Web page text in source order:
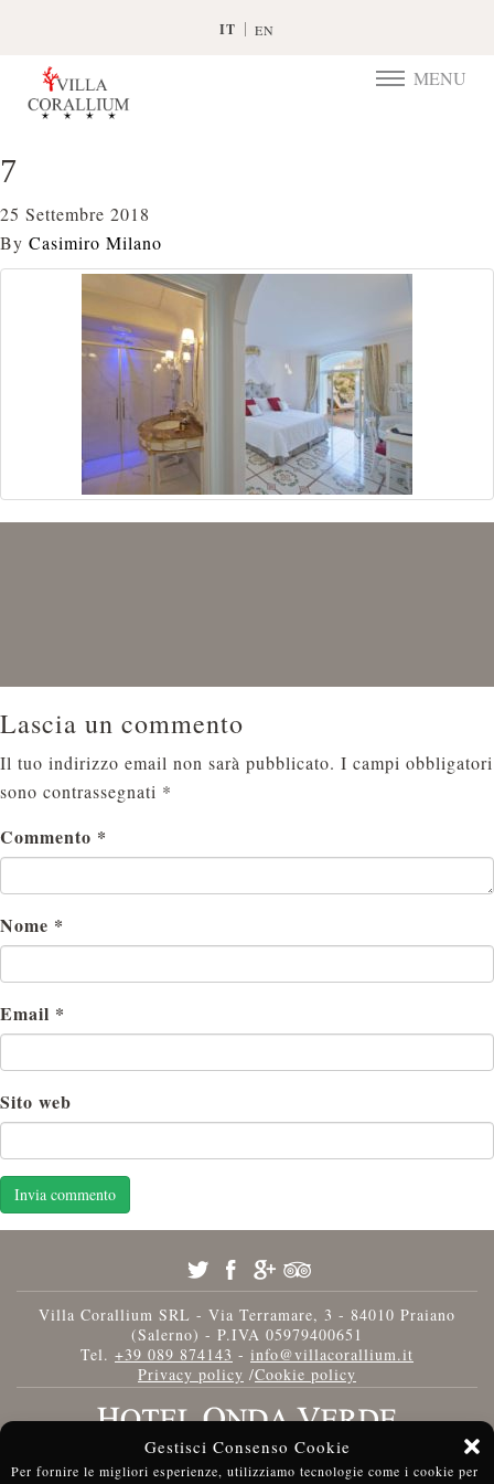
Gestisci Consenso Cookie
Per fornire le migliori esperienze, utilizziamo tecnologie come i cookie per
IT EN
TOGGLE
MENU
7
25 Settembre 2018
By Casimiro Milano
Lascia un commento
Il tuo indirizzo email non sarà pubblicato. I campi obbligatori
sono contrassegnati *
Commento *
Nome *
Email *
Sito web
Villa Corallium SRL - Via Terramare, 3 - 84010 Praiano
(Salerno) - P.IVA 05979400651
Tel. +39 089 874143 - info@villacorallium.it
Privacy policy /Cookie policy